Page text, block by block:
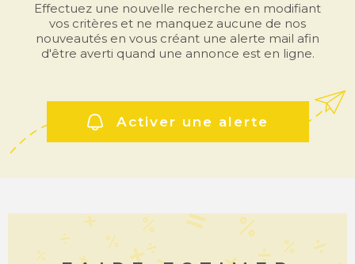
Effectuez une nouvelle recherche en modifiant
vos critères et ne manquez aucune de nos
nouveautés en vous créant une alerte mail afin
d'être averti quand une annonce est en ligne.
Activer une alerte